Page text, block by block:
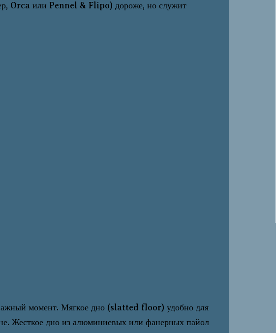
Orca или Pennel & Flipo) дороже, но служит
момент. Мягкое дно (slatted floor) удобно для
Жесткое дно из алюминиевых или фанерных пайол